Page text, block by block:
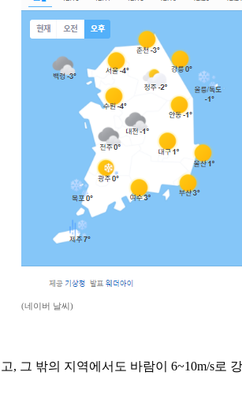
(네이버 날씨)
, 그 밖의 지역에서도 바람이 6~10m/s